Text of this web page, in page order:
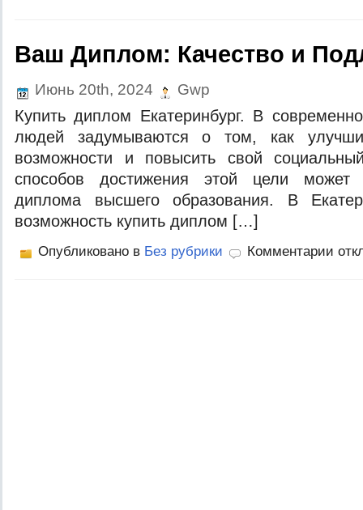
Ваш Диплом: Качество и
Июнь 20th, 2024 Gwp
Купить диплом Екатеринбург. В
людей задумываются о том, как
возможности и повысить свой
способов достижения этой цели может
диплома высшего образования. В
возможность купить диплом […]
Опубликовано в Без рубрики Комментарии